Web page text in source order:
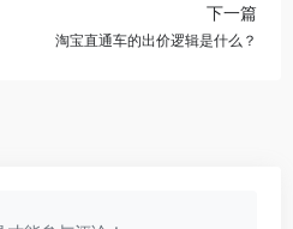
下一篇
淘宝直通车的出价逻辑是什么？